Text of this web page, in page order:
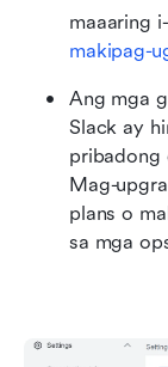
makipag-
Ang mga
Slack ay
pribadong
Mag-
plans o
sa mga